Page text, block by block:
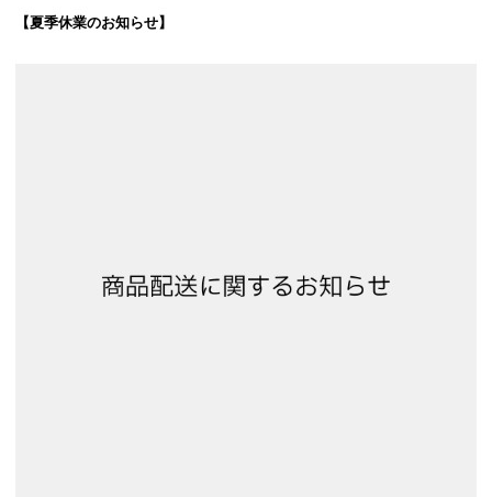
【夏季休業のお知らせ】